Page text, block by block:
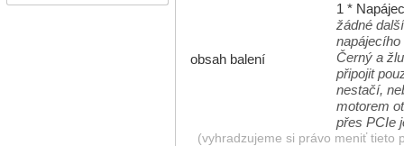
obsah balení
1 *
žádné
Černý a
připojit
nestačí,
motorem
přes PCIe
(vyhradzujeme si právo meniť tieto